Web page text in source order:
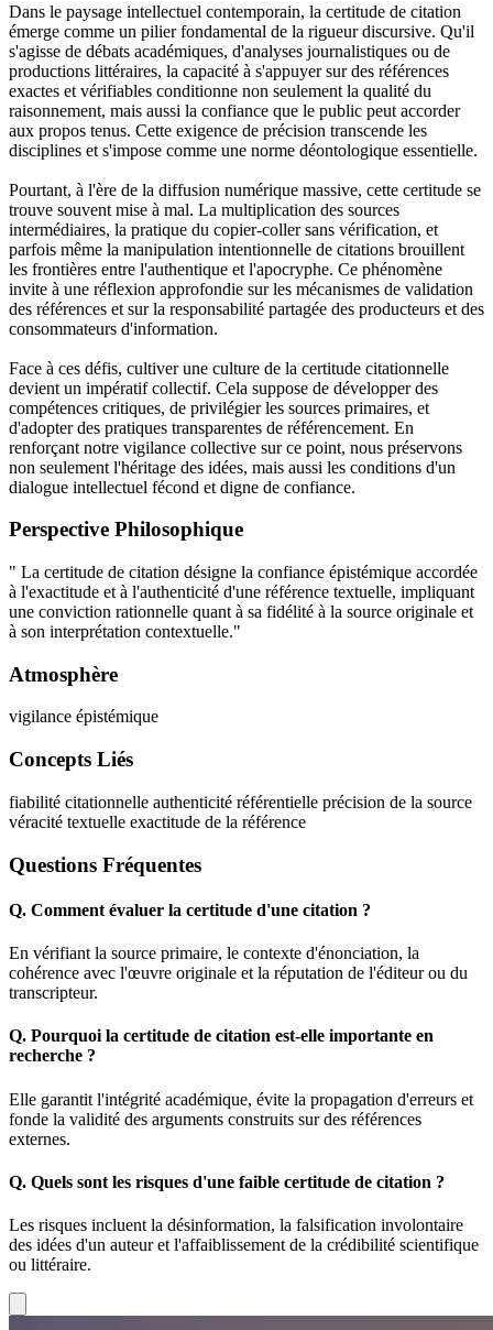
Dans le paysage intellectuel contemporain, la certitude de citation
émerge comme un pilier fondamental de la rigueur discursive. Qu'il
s'agisse de débats académiques, d'analyses journalistiques ou de
productions littéraires, la capacité à s'appuyer sur des références
exactes et vérifiables conditionne non seulement la qualité du
raisonnement, mais aussi la confiance que le public peut accorder
aux propos tenus. Cette exigence de précision transcende les
disciplines et s'impose comme une norme déontologique essentielle.
Pourtant, à l'ère de la diffusion numérique massive, cette certitude se
trouve souvent mise à mal. La multiplication des sources
intermédiaires, la pratique du copier-coller sans vérification, et
parfois même la manipulation intentionnelle de citations brouillent
les frontières entre l'authentique et l'apocryphe. Ce phénomène
invite à une réflexion approfondie sur les mécanismes de validation
des références et sur la responsabilité partagée des producteurs et des
consommateurs d'information.
Face à ces défis, cultiver une culture de la certitude citationnelle
devient un impératif collectif. Cela suppose de développer des
compétences critiques, de privilégier les sources primaires, et
d'adopter des pratiques transparentes de référencement. En
renforçant notre vigilance collective sur ce point, nous préservons
non seulement l'héritage des idées, mais aussi les conditions d'un
dialogue intellectuel fécond et digne de confiance.
Perspective Philosophique
" La certitude de citation désigne la confiance épistémique accordée
à l'exactitude et à l'authenticité d'une référence textuelle, impliquant
une conviction rationnelle quant à sa fidélité à la source originale et
à son interprétation contextuelle."
Atmosphère
vigilance épistémique
Concepts Liés
fiabilité citationnelle authenticité référentielle précision de la source
véracité textuelle exactitude de la référence
Questions Fréquentes
Q. Comment évaluer la certitude d'une citation ?
En vérifiant la source primaire, le contexte d'énonciation, la
cohérence avec l'œuvre originale et la réputation de l'éditeur ou du
transcripteur.
Q. Pourquoi la certitude de citation est-elle importante en
recherche ?
Elle garantit l'intégrité académique, évite la propagation d'erreurs et
fonde la validité des arguments construits sur des références
externes.
Q. Quels sont les risques d'une faible certitude de citation ?
Les risques incluent la désinformation, la falsification involontaire
des idées d'un auteur et l'affaiblissement de la crédibilité scientifique
ou littéraire.